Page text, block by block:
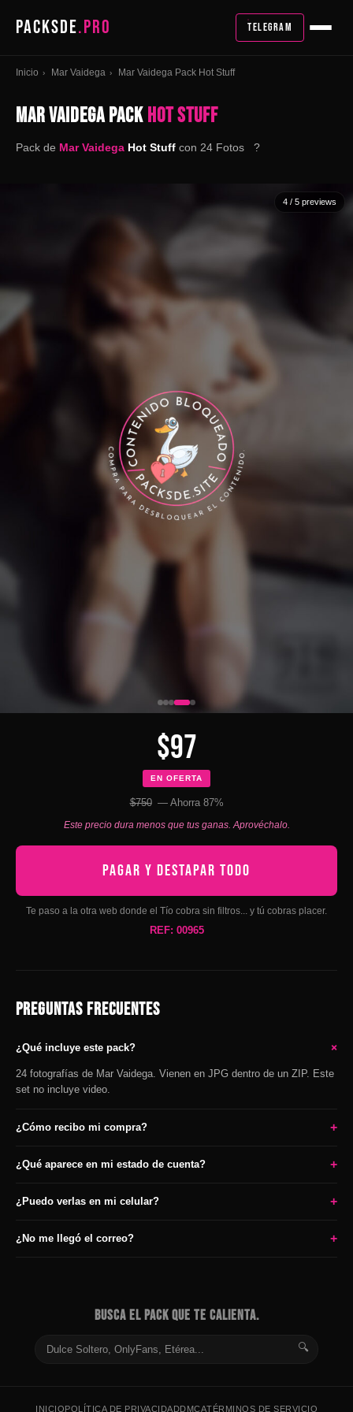
PACKSDE.PRO TELEGRAM
Inicio › Mar Vaidega › Mar Vaidega Pack Hot Stuff
MAR VAIDEGA PACKHOT STUFF
Pack de Mar Vaidega Hot Stuff con 24 Fotos ?
4 / 5 previews
$97
EN OFERTA
$750 — Ahorra 87%
Este precio dura menos que tus ganas. Aprovéchalo.
PAGAR Y DESTAPAR TODO
Te paso a la otra web donde el Tío cobra sin filtros... y tú cobras placer.
REF: 00965
PREGUNTAS FRECUENTES
¿Qué incluye este pack? +
24 fotografías de Mar Vaidega. Vienen en JPG dentro de un ZIP. Este
set no incluye video.
¿Cómo recibo mi compra? +
¿Qué aparece en mi estado de cuenta? +
¿Puedo verlas en mi celular? +
¿No me llegó el correo? +
BUSCA EL PACK QUE TE CALIENTA.
🔍
INICIOPOLÍTICA DE PRIVACIDADDMCATÉRMINOS DE SERVICIO